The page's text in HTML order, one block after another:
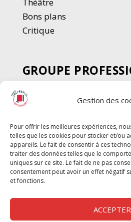
Gestion des
Pour offrir les meilleures expériences,
telles que les cookies pour stocker et/ou
appareils. Le fait de consentir à ces
traiter des données telles que le
uniques sur ce site. Le fait de ne pas
consentement peut avoir un effet négatif
et fonctions.
ACCEPTER
Théâtre
Bons plans
Critique
GROUPE
SPECTACLE
Chèque Intermittents
Chèque Compta
Chèque Emploi Spectacle
G-Pods
Profession Audio-visuel